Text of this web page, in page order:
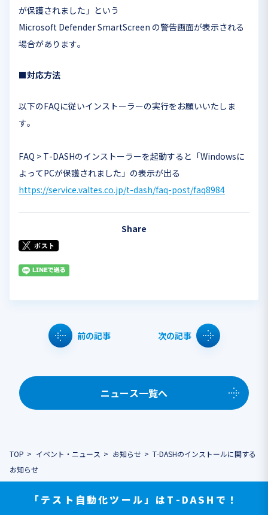
が保護されました」という
Microsoft Defender SmartScreen の警告画面が表示される
場合があります。
■対応方法
以下のFAQに従いインストーラーの実行をお願いいたしま
す。
FAQ > T-DASHのインストーラーを起動すると「Windowsに
よってPCが保護されました」の表示が出る
https://service.valtes.co.jp/t-dash/faq-post/faq8984
Share
前の記事 次の記事
ニュース一覧へ
TOP イベント・ニュース お知らせ
T-DASHのインストールに関する
お知らせ
「テスト自動化ツール」はT-DASHで！